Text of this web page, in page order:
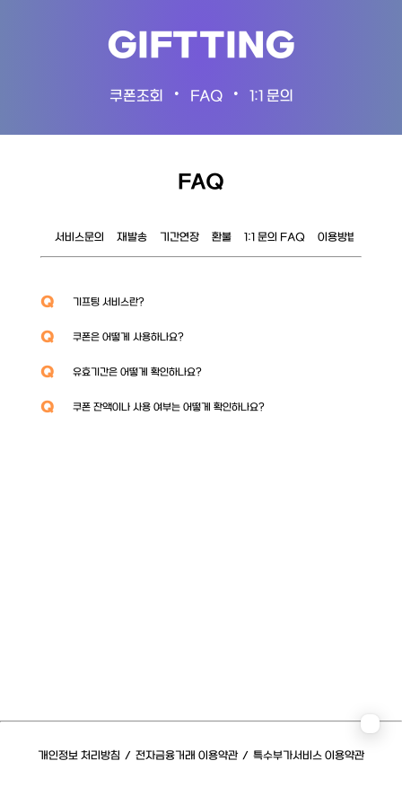
GIFTTING
쿠폰조회 • FAQ • 1:1 문의
FAQ
서비스문의 재발송 기간연장 환불 1:1 문의 FAQ 이용방법
Q 기프팅 서비스란?
Q 쿠폰은 어떻게 사용하나요?
Q 유효기간은 어떻게 확인하나요?
Q 쿠폰 잔액이나 사용 여부는 어떻게 확인하나요?
개인정보 처리방침 / 전자금융거래 이용약관 / 특수부가서비스 이용약관